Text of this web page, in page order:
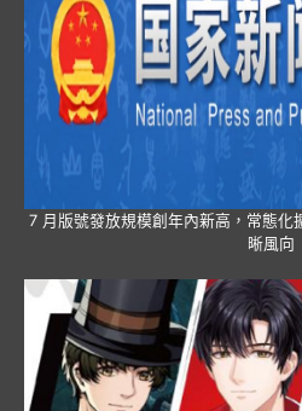
7 月版號發放規模創年內新高，常態化
晰風向